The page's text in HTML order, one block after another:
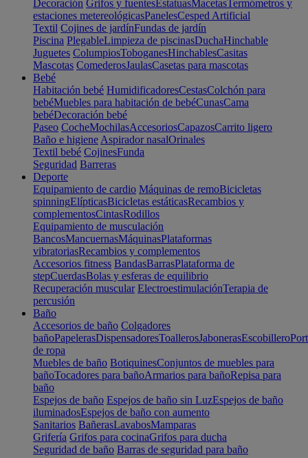
Decoración Grifos y fuentesEstatuasMacetasTermómetros y
estaciones metereológicasPanelesCesped Artificial
Textil Cojines de jardínFundas de jardín
Piscina PlegableLimpieza de piscinasDuchaHinchable
Juguetes ColumpiosToboganesHinchablesCasitas
Mascotas ComederosJaulasCasetas para mascotas
Bebé
Habitación bebé HumidificadoresCestasColchón para
bebéMuebles para habitación de bebéCunasCama
bebéDecoración bebé
Paseo CocheMochilasAccesoriosCapazosCarrito ligero
Baño e higiene Aspirador nasalOrinales
Textil bebé CojinesFunda
Seguridad Barreras
Deporte
Equipamiento de cardio Máquinas de remoBicicletas
spinningElípticasBicicletas estáticasRecambios y
complementosCintasRodillos
Equipamiento de musculación
BancosMancuernasMáquinasPlataformas
vibratoriasRecambios y complementos
Accesorios fitness BandasBarrasPlataforma de
stepCuerdasBolas y esferas de equilibrio
Recuperación muscular ElectroestimulaciónTerapia de
percusión
Baño
Accesorios de baño Colgadores
bañoPapelerasDispensadoresToallerosJabonerasEscobillero
de ropa
Muebles de baño BotiquinesConjuntos de muebles para
bañoTocadores para bañoArmarios para bañoRepisa para
baño
Espejos de baño Espejos de baño sin LuzEspejos de baño
iluminadosEspejos de baño con aumento
Sanitarios BañerasLavabosMamparas
Grifería Grifos para cocinaGrifos para ducha
Seguridad de baño Barras de seguridad para baño